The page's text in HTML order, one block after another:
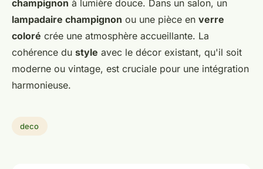
champignon à lumière douce. Dans un salon, un
lampadaire champignon ou une pièce en verre
coloré crée une atmosphère accueillante. La
cohérence du style avec le décor existant, qu'il soit
moderne ou vintage, est cruciale pour une intégration
harmonieuse.
deco